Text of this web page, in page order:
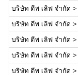
บริษัท ดีพ เลิฟ จำกัด >
บริษัท ดีพ เลิฟ จำกัด >
บริษัท ดีพ เลิฟ จำกัด >
บริษัท ดีพ เลิฟ จำกัด >
บริษัท ดีพ เลิฟ จำกัด >